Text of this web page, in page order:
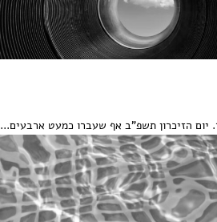
יום הזיכרון תשפ"ב אף שעברו כמעט ארבעים...